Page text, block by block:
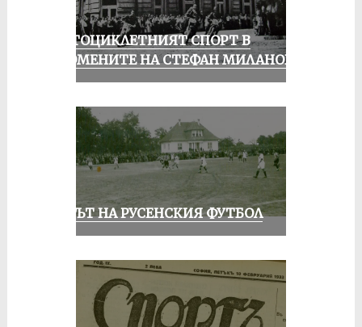
МОТОЦИКЛЕТНИЯТ СПОРТ В
СПОМЕНИТЕ НА СТЕФАН МИЛАНОВ
ВЕКЪТ НА РУСЕНСКИЯ ФУТБОЛ